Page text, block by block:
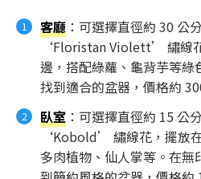
客廳 ：可選擇直徑約 30 公
‘Floristan Violett’ 繡線
邊，搭配綠蘿、龜背芋等綠
找到適合的盆器，價格約
臥室 ：可選擇直徑約 15 公
‘Kobold’ 繡線花，擺放
多肉植物、仙人掌等。在